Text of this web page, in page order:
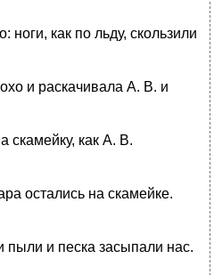
ноги, как по льду, скользили
и раскачивала А. В. и
скамейку, как А. В.
остались на скамейке.
пыли и песка засыпали нас.